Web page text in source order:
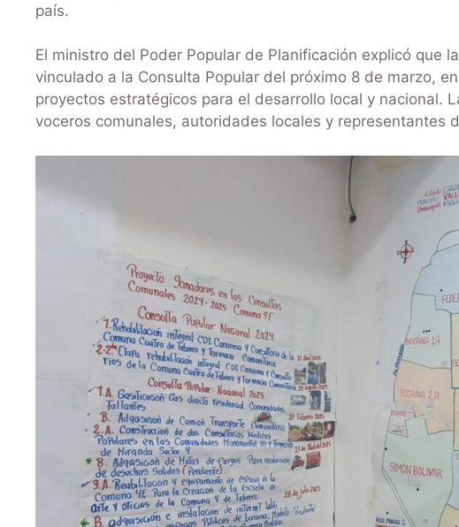
país.
El ministro del Poder Popular de Planificación explicó que
vinculado a la Consulta Popular del próximo 8 de marzo,
proyectos estratégicos para el desarrollo local y nacional.
voceros comunales, autoridades locales y representantes